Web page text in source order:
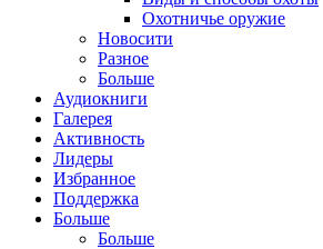
Охотничье оружие
Новосити
Разное
Больше
Аудиокниги
Галерея
Активность
Лидеры
Избранное
Поддержка
Больше
Больше